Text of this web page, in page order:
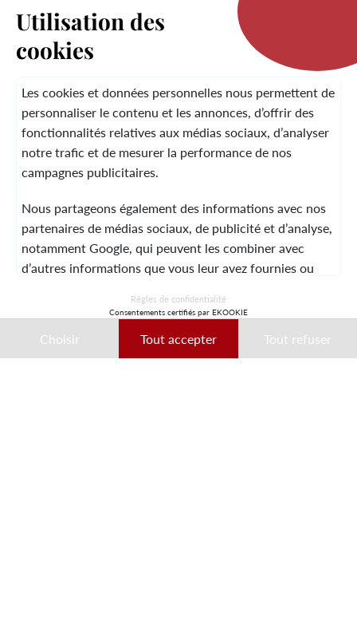
LA MARQUE
SERVICE CLIENT
© 2026 Laura Vita
DESIGNED BY LOBSTTER
MENTIONS LÉGALESCGVCONTACT
Utilisation des
cookies
Les cookies et données personnelles nous permettent de
personnaliser le contenu et les annonces, d’offrir des
fonctionnalités relatives aux médias sociaux, d’analyser
notre trafic et de mesurer la performance de nos
campagnes publicitaires.
Nous partageons également des informations avec nos
partenaires de médias sociaux, de publicité et d’analyse,
notamment Google, qui peuvent les combiner avec
d’autres informations que vous leur avez fournies ou
Ces données peuvent notamment être utilisées à des
fins de personnalisation des annonces. Vous pouvez
Règles de confidentialité
Consentements certifiés par EKOOKIE
Choisir Tout accepter Tout refuser